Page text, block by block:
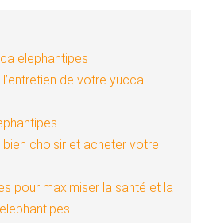
elephantipes
de votre yucca
choisir et acheter votre
pour maximiser la santé et la